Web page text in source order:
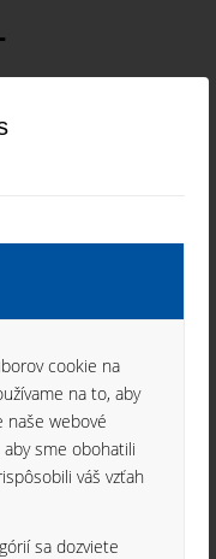
cookie na
na to, aby
naše webové
sme obohatili
váš vzťah
sa dozviete
s problémom
–